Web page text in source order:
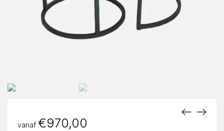
vanaf €970,00